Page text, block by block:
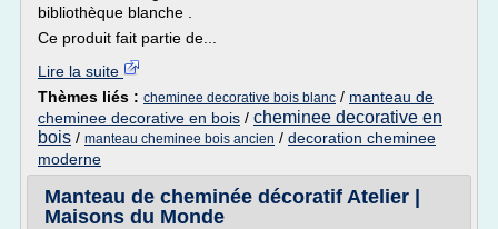
bibliothèque blanche .
Ce produit fait partie de...
Lire la suite
Thèmes liés : cheminee decorative bois blanc / manteau de
cheminee decorative en bois / cheminee decorative en
bois / manteau cheminee bois ancien / decoration cheminee
moderne
Manteau de cheminée décoratif Atelier |
Maisons du Monde